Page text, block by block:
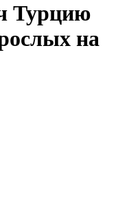
Турцию
на